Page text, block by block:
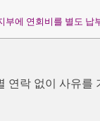
부에 연회비를 별도 납
연락 없이 사유를